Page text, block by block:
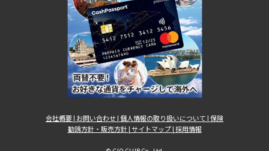
会社概要 | お問い合わせ |個人情報の取り扱いについて |保険
勧誘方針・販売方針 |サイトマップ |採用情報